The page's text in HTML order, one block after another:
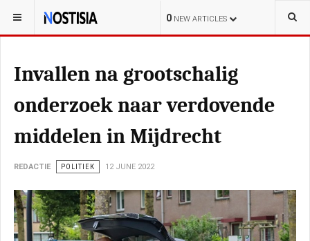
0 NEW ARTICLES
YOU ARE HERE: NEDERLAND ALGEMEEN
Invallen na grootschalig
onderzoek naar verdovende
middelen in Mijdrecht
REDACTIE POLITIEK 12 JUNE 2022